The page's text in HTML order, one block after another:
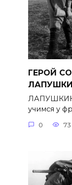
ГЕРОЙ
учимся у
0 73